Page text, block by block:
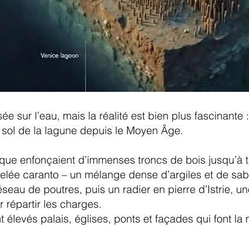
sur l’eau, mais la réalité est bien plus
de la lagune depuis le Moyen Âge.
enfonçaient d’immenses troncs de bois
caranto – un mélange dense d’argiles et de
de poutres, puis un radier en pierre d’Istrie,
répartir les charges.
élevés palais, églises, ponts et façades qui font la